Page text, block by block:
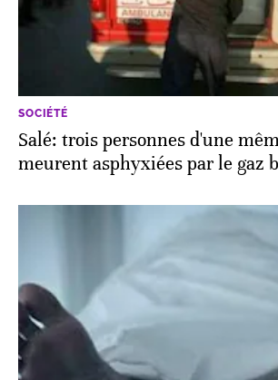
SOCIÉTÉ
Salé: trois personnes d'une
meurent asphyxiées par le gaz